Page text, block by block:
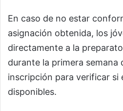
En caso de no estar
asignación obtenida, los
directamente a la
durante la primera semana
inscripción para verificar si
disponibles.